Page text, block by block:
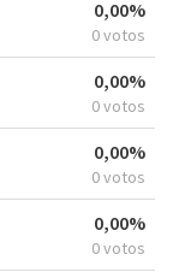
0,00%
0 votos
0,00%
0 votos
0,00%
0 votos
0,00%
0 votos